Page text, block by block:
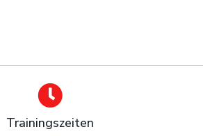
Trainingszeiten